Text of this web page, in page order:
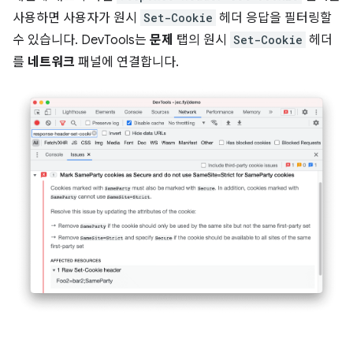
사용하면 사용자가 원시
Set-Cookie 헤더 응답을 필터링할
수 있습니다. DevTools는 문제 탭의 원시 Set-Cookie 헤더
를 네트워크 패널에 연결합니다.